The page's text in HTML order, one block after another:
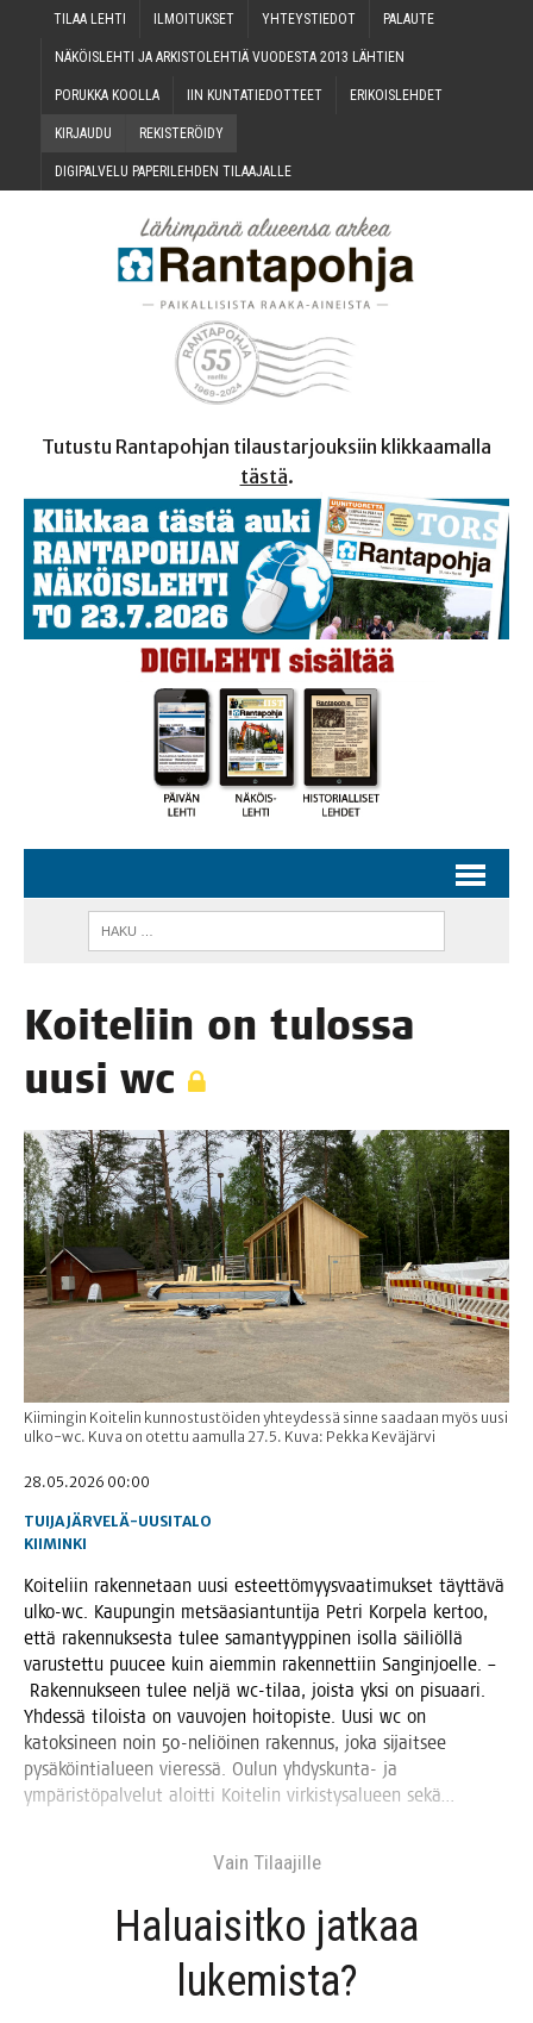
TILAA LEH­TI ILMOI­TUK­SET YHTEYS­TIE­DOT PALAU­TE
NÄKÖIS­LEH­TI JA ARKIS­TO­LEH­TIÄ VUO­DES­TA 2013 LÄHTIEN
PORUK­KA KOOLLA IIN KUN­TA­TIE­DOT­TEET ERI­KOIS­LEH­DET
KIR­JAU­DU REKIS­TE­RÖI­DY
DIGI­PAL­VE­LU PAPE­RI­LEH­DEN TILAAJALLE
Tutustu Rantapohjan tilaustarjouksiin klikkaamalla
tästä.
Koi­te­liin on tulos­sa
uusi wc
Kiimingin Koitelin kunnostustöiden yhteydessä sinne saadaan myös uusi
ulko-wc. Kuva on otettu aamulla 27.5. Kuva: Pekka Keväjärvi
28.05.2026 00:00
TUIJA JÄRVELÄ-UUSITALO
KIIMINKI
Koi­te­liin raken­ne­taan uusi esteet­tö­myys­vaa­ti­muk­set täyt­tä­vä
ulko-wc. Kau­pun­gin met­sä­asian­tun­ti­ja Pet­ri Kor­pe­la ker­too,
että raken­nuk­ses­ta tulee saman­tyyp­pi­nen isol­la säi­liöl­lä
varus­tet­tu puucee kuin aiem­min raken­net­tiin San­gin­joel­le. –
Raken­nuk­seen tulee nel­jä wc-tilaa, jois­ta yksi on pisu­aa­ri.
Yhdes­sä tilois­ta on vau­vo­jen hoi­to­pis­te. Uusi wc on
katok­si­neen noin 50-neliöi­nen raken­nus, joka sijait­see
pysä­köin­tia­lu­een vie­res­sä. Oulun yhdys­kun­ta- ja
ympä­ris­tö­pal­ve­lut aloit­ti Koi­te­lin vir­kis­ty­sa­lu­een sekä…
Vain Tilaa­jil­le
Haluai­sit­ko jat­kaa
lukemista?